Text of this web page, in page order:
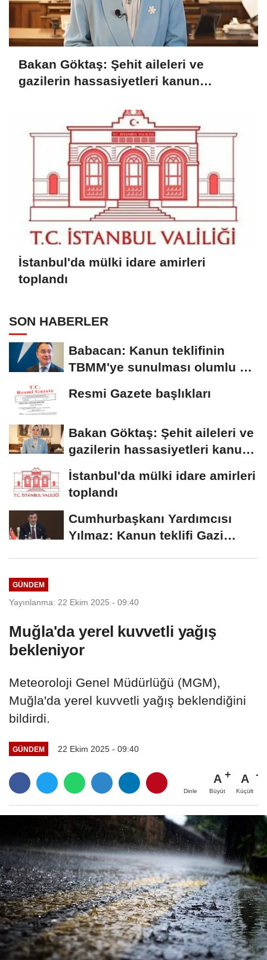
Bakan Göktaş: Şehit aileleri ve
gazilerin hassasiyetleri kanun
İstanbul'da mülki idare amirleri
toplandı
SON HABERLER
Babacan: Kanun teklifinin
TBMM'ye sunulması olumlu bir
Resmi Gazete başlıkları
Bakan Göktaş: Şehit aileleri ve
gazilerin hassasiyetleri kanun
teklifinde...
İstanbul'da mülki idare amirleri
toplandı
Cumhurbaşkanı Yardımcısı
Yılmaz: Kanun teklifi Gazi
GÜNDEM
Yayınlanma: 22 Ekim 2025 - 09:40
Muğla'da yerel kuvvetli yağış
bekleniyor
Meteoroloji Genel Müdürlüğü (MGM),
Muğla'da yerel kuvvetli yağış beklendiğini
bildirdi.
GÜNDEM 22 Ekim 2025 - 09:40
Dinle
A
Büyüt
A
Küçült